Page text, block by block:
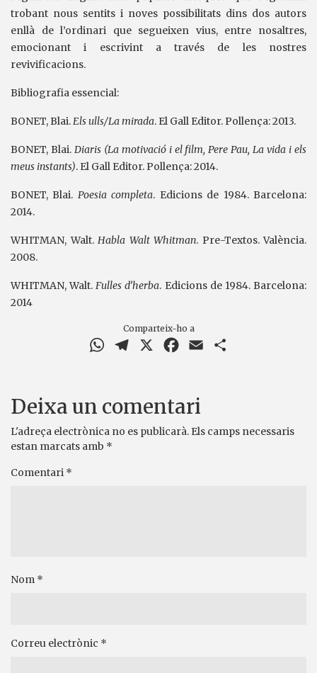
trobant nous sentits i noves possibilitats dins dos autors
enllà de l’ordinari que segueixen vius, entre nosaltres,
emocionant i escrivint a través de les nostres
revivificacions.
Bibliografia essencial:
BONET, Blai.Els ulls/La mirada. El Gall Editor. Pollença: 2013.
BONET, Blai. Diaris (La motivació i el film, Pere Pau, La vida i els
meus instants). El Gall Editor. Pollença: 2014.
BONET, Blai. Poesia completa. Edicions de 1984. Barcelona:
2014.
WHITMAN, Walt. Habla Walt Whitman. Pre-Textos. València.
2008.
WHITMAN, Walt.Fulles d’herba. Edicions de 1984. Barcelona:
2014
Comparteix-ho a
WhatsAppTelegram Facebook
Email
Deixa un comentari
L'adreça electrònica no es publicarà. Els camps necessaris
estan marcats amb *
Comentari *
Nom *
Correu electrònic *